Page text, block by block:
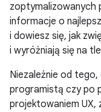
zoptymalizowanych
informacje o
i dowiesz się, jak
i wyróżniają się na
Niezależnie od
programistą czy po
projektowaniem UX,